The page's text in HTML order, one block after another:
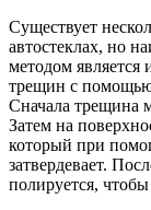
Существует
автостеклах, но
методом является
трещин с помощью
Сначала трещина
Затем на
который при
затвердевает.
полируется,